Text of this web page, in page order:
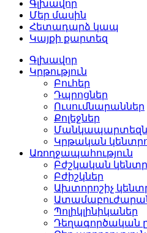
Գլխավոր
Մեր մասին
Հետադարձ կապ
Կայքի քարտեզ
Գլխավոր
Կրթություն
Բուհեր­
Դպրոցներ­
Ուսումնարաններ­
Քոլեջներ­
Կրթական
Առողջապահություն
Բժշկական
Բժիշկներ­
Ախտորոշիչ
Պոլիկլինիկաներ­
Դեղագործական